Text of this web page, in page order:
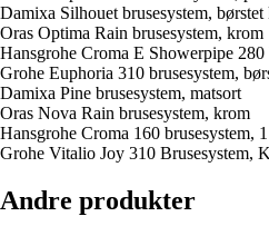
Damixa Silhouet brusesystem,
Oras Optima Rain brusesystem, krom
Hansgrohe Croma E Showerpipe
Grohe Euphoria 310 brusesystem,
Damixa Pine brusesystem, matsort
Oras Nova Rain brusesystem, krom
Hansgrohe Croma 160 brusesystem,
Grohe Vitalio Joy 310 Brusesystem,
Andre produkter